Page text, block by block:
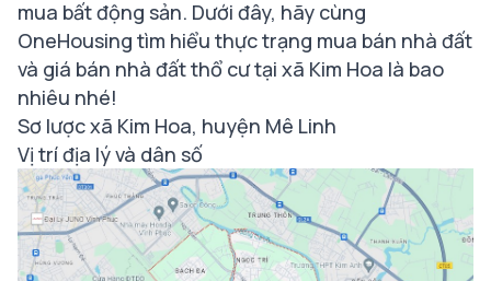
mua bất động sản. Dưới đây, hãy cùng
OneHousing tìm hiểu thực trạng mua bán nhà đất
và giá bán nhà đất thổ cư tại xã Kim Hoa là bao
nhiêu nhé!
Sơ lược xã Kim Hoa, huyện Mê Linh
Vị trí địa lý và dân số